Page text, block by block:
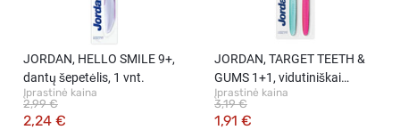
JORDAN, HELLO SMILE 9+,
dantų šepetėlis, 1 vnt.
Įprastinė kaina
2,24 €
2,99 €
JORDAN, TARGET TEETH &
GUMS 1+1, vidutiniškai
minkštas dantų šepetėlis, 2
vnt.
Įprastinė kaina
1,91 €
3,19 €